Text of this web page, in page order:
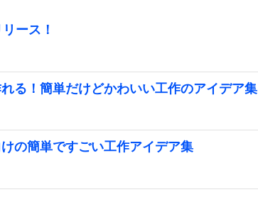
ース！
る！簡単だけどかわいい工作のアイデア集
の簡単ですごい工作アイデア集